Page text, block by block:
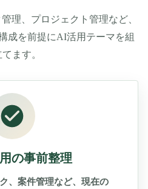
理、プロジェクト管理など、
成を前提にAI活用テーマを組
ます。
の事前整理
、案件管理など、現在の